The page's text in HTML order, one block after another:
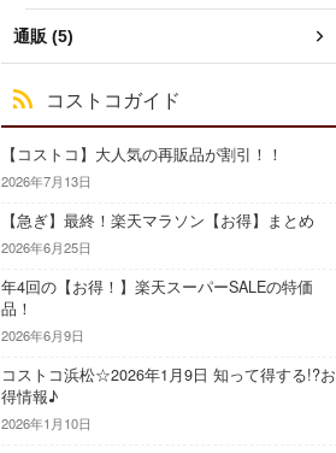
通販 (5)
コストコガイド
【コストコ】大人気の再販品が割引！！
2026年7月13日
【急ぎ】最終！楽天マラソン【お得】まとめ
2026年6月25日
年4回の【お得！】楽天スーパーSALEの特価
品！
2026年6月9日
コストコ浜松☆2026年1月9日 知って得する!?お
得情報♪
2026年1月10日